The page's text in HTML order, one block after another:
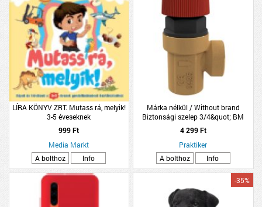
LÍRA KÖNYV ZRT. Mutass rá, melyik!
3-5 éveseknek
999 Ft
Media Markt
A bolthoz
Info
Márka nélkül / Without brand
Biztonsági szelep 3/4&quot; BM
4 299 Ft
Praktiker
A bolthoz
Info
-35%